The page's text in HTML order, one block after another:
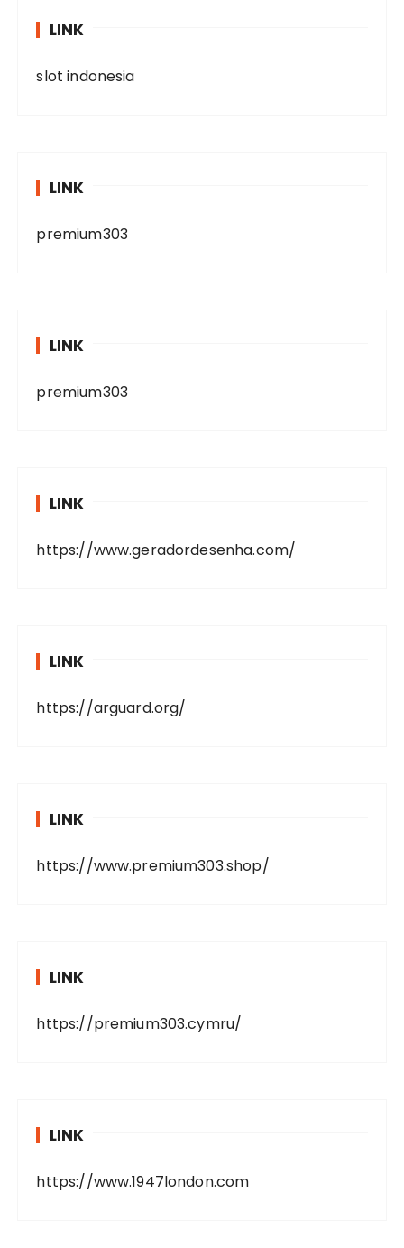
LINK
slot indonesia
LINK
premium303
LINK
premium303
LINK
https://www.geradordesenha.com/
LINK
https://arguard.org/
LINK
https://www.premium303.shop/
LINK
https://premium303.cymru/
LINK
https://www.1947london.com